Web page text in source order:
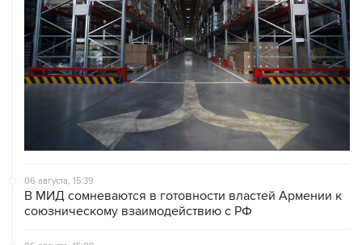
06 августа, 15:39
В МИД сомневаются в готовности властей Армении к
союзническому взаимодействию с РФ